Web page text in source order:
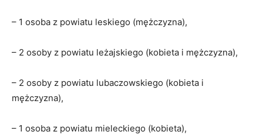
– 1 osoba z powiatu leskiego (mężczyzna),
– 2 osoby z powiatu leżajskiego (kobieta i mężczyzna),
– 2 osoby z powiatu lubaczowskiego (kobieta i
mężczyzna),
– 1 osoba z powiatu mieleckiego (kobieta),